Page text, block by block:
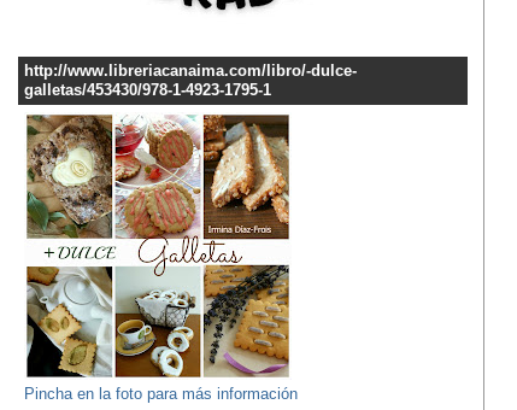
http://www.libreriacanaima.com/libro/-dulce-
galletas/453430/978-1-4923-1795-1
Pincha en la foto para más información